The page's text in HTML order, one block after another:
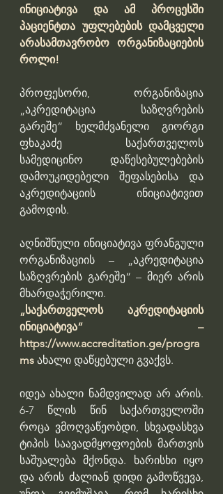
ინიციატივა და ამ პროცესში
პაციენტთა უფლებების დამცველი
არასამთავრობო ორგანიზაციების
როლი!
პროფესორი, ორგანიზაცია
„აკრედიტაცია საზღვრების
გარეშე“ ხელმძვანელი გიორგი
ფხაკაძე  საქართველოს
სამედიცინო დაწესებულებების
დამოუკიდებელი შეფასებისა და
აკრედიტაციის ინიციატივით
გამოდის.
აღნიშნული ინიციატივა ფრანგული
ორგანიზაციის – „აკრედიტაცია
საზღვრების გარეშე“ – მიერ არის
მხარდაჭერილი.
„საქართველოს აკრედიტაციის
ინიციატივა“ –
https://www.accreditation.ge/progra
ms ახალი დაწყებული გვაქვს.
იდეა ახალი ნამდვილად არ არის.
6-7 წლის წინ საქართველოში
როცა ვმოღვაწეობდი, სხვადასხვა
ტიპის საავადმყოფოების მართვის
საშუალება მქონდა. ხარისხი იყო
და არის ძალიან დიდი გამოწვევა,